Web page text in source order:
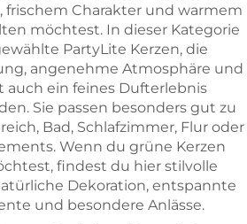
Charakter und warmem
möchtest. In dieser Kategorie
PartyLite Kerzen, die
angenehme Atmosphäre und
auch ein feines Dufterlebnis
Sie passen besonders gut zu
Bad, Schlafzimmer, Flur oder
Wenn du grüne Kerzen
findest du hier stilvolle
Dekoration, entspannte
und besondere Anlässe.